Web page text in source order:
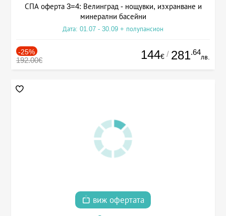
СПА оферта 3=4: Велинград - нощувки, изхранване и
минерални басейни
Дата: 01.07 - 30.09 + полупансион
-25%
192.00€ 144€ / 281.64
лв.
виж офертата